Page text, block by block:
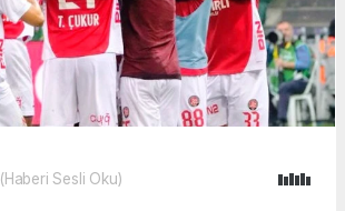
(Haberi Sesli Oku)